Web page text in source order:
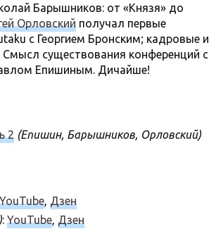
Барышников: от «Князя» до
Орловский получал первые
с Георгием Бронским; кадровые и
существования конференций с
Епишиным. Дичайше!
2 (Епишин, Барышников, Орловский)
YouTube, Дзен
: YouTube, Дзен